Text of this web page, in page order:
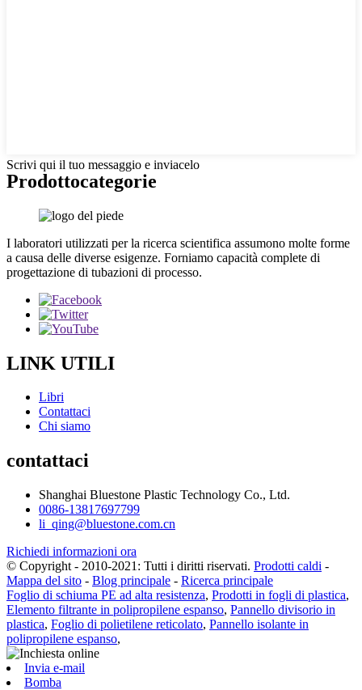
Scrivi qui il tuo messaggio e inviacelo
Prodottocategorie
I laboratori utilizzati per la ricerca scientifica assumono molte forme
a causa delle diverse esigenze. Forniamo capacità complete di
progettazione di tubazioni di processo.
LINK UTILI
Libri
Contattaci
Chi siamo
contattaci
Shanghai Bluestone Plastic Technology Co., Ltd.
0086-13817697799
li_qing@bluestone.com.cn
Richiedi informazioni ora
© Copyright - 2010-2021: Tutti i diritti riservati. Prodotti caldi -
Mappa del sito - Blog principale - Ricerca principale
Foglio di schiuma PE ad alta resistenza, Prodotti in fogli di plastica,
Elemento filtrante in polipropilene espanso, Pannello divisorio in
plastica, Foglio di polietilene reticolato, Pannello isolante in
polipropilene espanso,
Invia e-mail
Bomba